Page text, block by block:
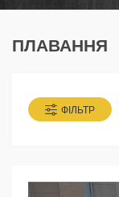
ПЛАВАННЯ
ФІЛЬТР